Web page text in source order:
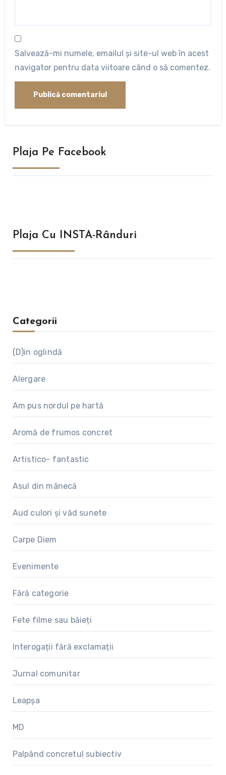
Salvează-mi numele, emailul și site-ul web în acest
navigator pentru data viitoare când o să comentez.
Plaja Pe Facebook
Plaja Cu INSTA-Rânduri
Categorii
(D)in oglindă
Alergare
Am pus nordul pe hartă
Aromă de frumos concret
Artistico- fantastic
Asul din mânecă
Aud culori și văd sunete
Carpe Diem
Evenimente
Fără categorie
Fete filme sau băieți
Interogații fără exclamații
Jurnal comunitar
Leapșa
MD
Palpând concretul subiectiv